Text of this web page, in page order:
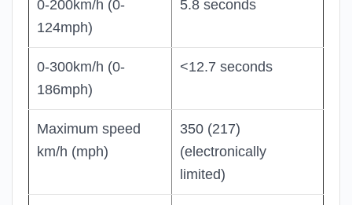
0-200km/h (0-
124mph)
5.8 seconds
0-300km/h (0-
186mph)
<12.7 seconds
Maximum speed
km/h (mph)
350 (217)
(electronically
limited)